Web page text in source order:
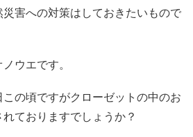
害への対策はしておきたいもので
ウエです。
の頃ですがクローゼットの中のお
ておりますでしょうか？